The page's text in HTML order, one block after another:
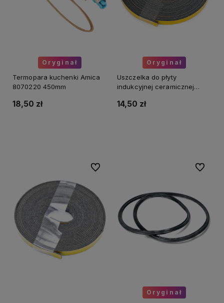
Oryginał
Termopara kuchenki Amica
8070220 450mm
18,50 zł
Oryginał
Uszczelka do płyty
indukcyjnej ceramicznej
14,50 zł
Do ulubionych
Oryginał
Do